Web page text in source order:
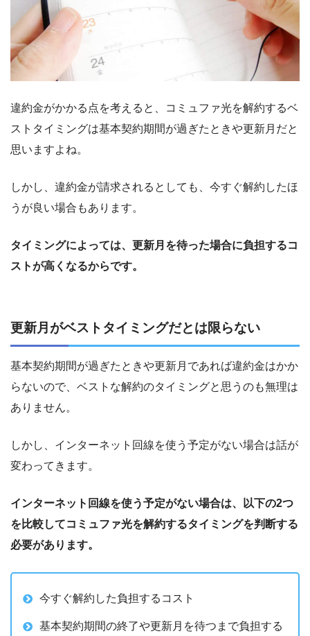
違約金がかかる点を考えると、コミュファ光を解約するベ
ストタイミングは基本契約期間が過ぎたときや更新月だと
思いますよね。
しかし、違約金が請求されるとしても、今すぐ解約したほ
うが良い場合もあります。
タイミングによっては、更新月を待った場合に負担するコ
ストが高くなるからです。
更新月がベストタイミングだとは限らない
基本契約期間が過ぎたときや更新月であれば違約金はかか
らないので、ベストな解約のタイミングと思うのも無理は
ありません。
しかし、インターネット回線を使う予定がない場合は話が
変わってきます。
インターネット回線を使う予定がない場合は、以下の2つ
を比較してコミュファ光を解約するタイミングを判断する
必要があります。
今すぐ解約した負担するコスト
基本契約期間の終了や更新月を待つまで負担する